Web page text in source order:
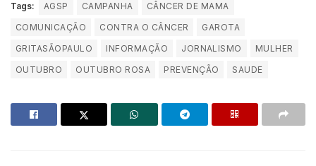
Tags: AGSP CAMPANHA
CÂNCER DE MAMA
COMUNICAÇÃO
CONTRA O CÂNCER
GAROTA
GRITASÃOPAULO
INFORMAÇÃO JORNALISMO
MULHER
OUTUBRO
OUTUBRO ROSA PREVENÇÃO SAUDE